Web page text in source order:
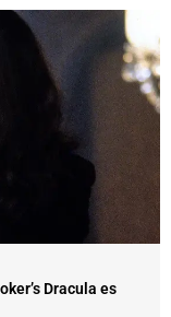
Dracula es